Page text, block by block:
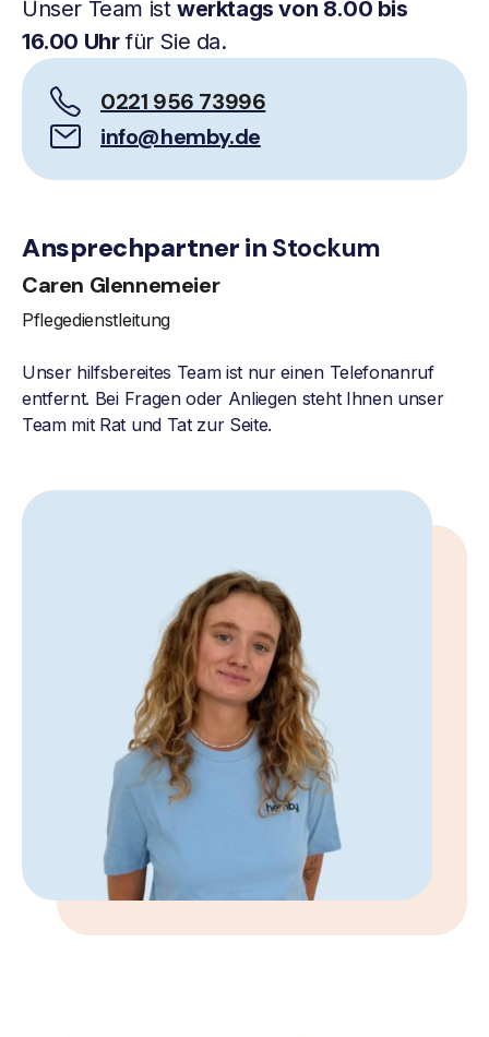
Unser Team ist werktags von 8.00 bis
16.00 Uhrfür Sie da.
0221 956 73996
info@hemby.de
Ansprechpartner in Stockum
Caren Glennemeier
Pflegedienstleitung
Unser hilfsbereites Team ist nur einen Telefonanruf
entfernt. Bei Fragen oder Anliegen steht Ihnen unser
Team mit Rat und Tat zur Seite.